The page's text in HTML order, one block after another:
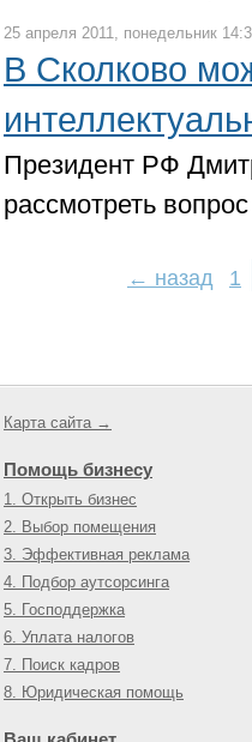
25 апреля 2011, понедельник
В Сколково
Президент РФ
рассмотреть
← назад 1
Карта сайта →
Помощь бизнесу
1. Открыть бизнес
2. Выбор помещения
3. Эффективная реклама
4. Подбор аутсорсинга
5. Господдержка
6. Уплата налогов
7. Поиск кадров
8. Юридическая помощь